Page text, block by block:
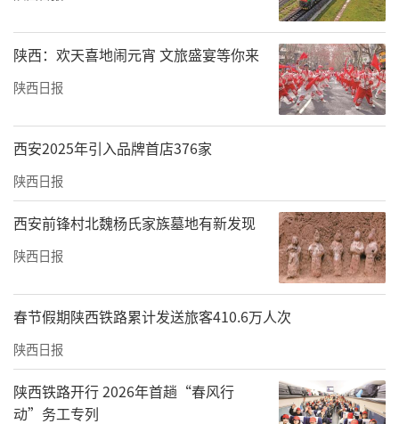
陕西：欢天喜地闹元宵 文旅盛宴等你来
陕西日报
西安2025年引入品牌首店376家
陕西日报
西安前锋村北魏杨氏家族墓地有新发现
陕西日报
春节假期陕西铁路累计发送旅客410.6万人次
陕西日报
陕西铁路开行 2026年首趟“春风行
动”务工专列